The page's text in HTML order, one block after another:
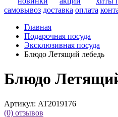
самовывоз доставка оплата
Главная
Подарочная посуда
Эксклюзивная посуда
Блюдо Летящий лебедь
Блюдо
Артикул: AT2019176
(0) отзывов